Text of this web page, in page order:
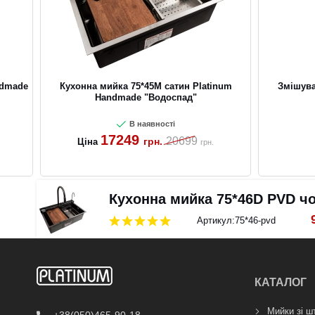
Кухонна мийка 75*45М сатин Platinum
Handmade "Водоспад"
В наявності
Ціна 17249 грн. 20699 грн.
Кухонна мийка 75*46D PVD
Артикул:75*46-pvd
КАТАЛОГ
Мийки зі